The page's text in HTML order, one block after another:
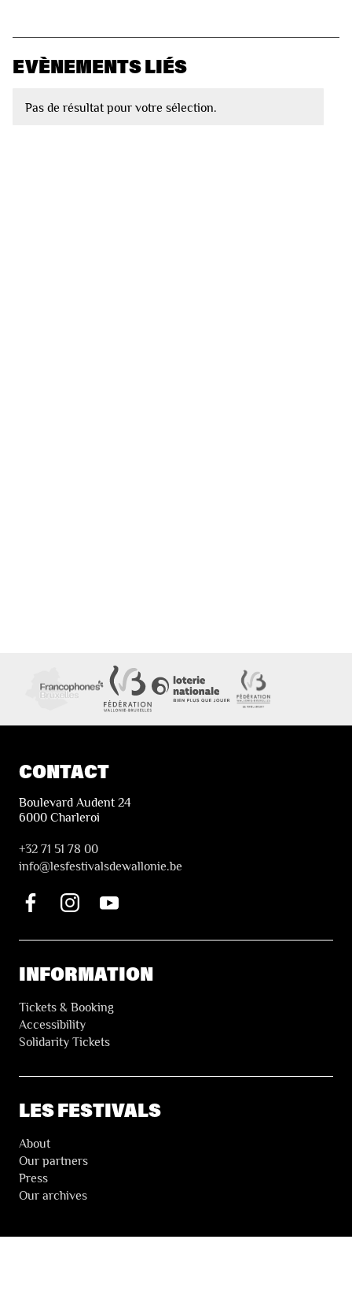
EVÈNEMENTS LIÉS
Pas de résultat pour votre sélection.
CONTACT
Boulevard Audent 24
6000 Charleroi
+32 71 51 78 00
info@lesfestivalsdewallonie.be
INFORMATION
Tickets & Booking
Accessibility
Solidarity Tickets
LES FESTIVALS
About
Our partners
Press
Our archives